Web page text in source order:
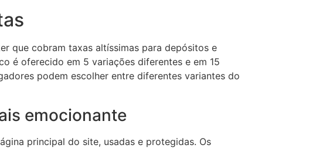
que cobram taxas altíssimas para depósitos e
é oferecido em 5 variações diferentes e em 15
podem escolher entre diferentes variantes do
emocionante
principal do site, usadas e protegidas. Os